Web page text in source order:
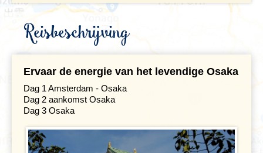
Reisbeschrijving
Ervaar de energie van het levendige Osaka
Dag 1 Amsterdam - Osaka
Dag 2 aankomst Osaka
Dag 3 Osaka